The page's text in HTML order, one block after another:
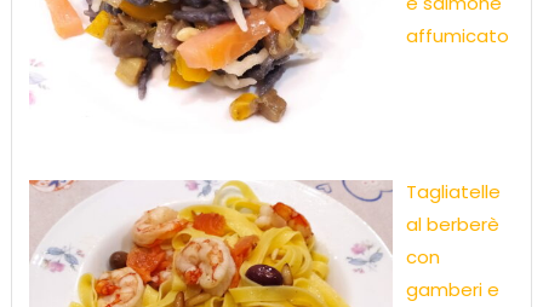
affumicato
Tagliatelle
al berberè
con
gamberi e